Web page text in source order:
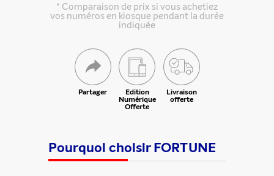
* Comparaison de prix si vous achetiez
vos numéros en kiosque pendant la durée
indiquée
Partager Edition
Numérique
Offerte
Livraison
offerte
Pourquoi choisir FORTUNE